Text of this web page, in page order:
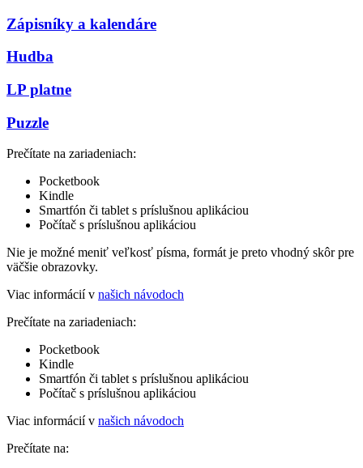
Zápisníky a kalendáre
Hudba
LP platne
Puzzle
Prečítate na zariadeniach:
Pocketbook
Kindle
Smartfón či tablet s príslušnou aplikáciou
Počítač s príslušnou aplikáciou
Nie je možné meniť veľkosť písma, formát je preto vhodný skôr pre
väčšie obrazovky.
Viac informácií v našich návodoch
Prečítate na zariadeniach:
Pocketbook
Kindle
Smartfón či tablet s príslušnou aplikáciou
Počítač s príslušnou aplikáciou
Viac informácií v našich návodoch
Prečítate na: